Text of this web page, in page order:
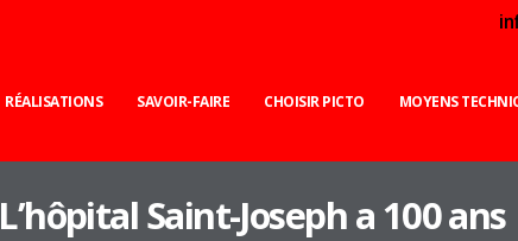
RÉALISATIONS SAVOIR-FAIRE CHOISIR PICTO MOYENS
L’hôpital Saint-Joseph a 100 ans